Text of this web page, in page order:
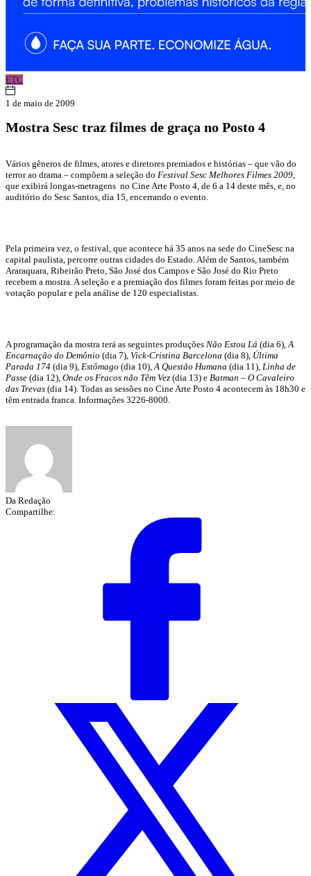
ETC
1 de maio de 2009
Mostra Sesc traz filmes de graça no Posto 4
Vários gêneros de filmes, atores e diretores premiados e histórias – que vão do
terror ao drama – compõem a seleção do Festival Sesc Melhores Filmes 2009
que exibirá longas-metragens no Cine Arte Posto 4, de 6 a 14 deste mês, e, no
auditório do Sesc Santos, dia 15, encerrando o evento.
Pela primeira vez, o festival, que acontece há 35 anos na sede do CineSesc na
capital paulista, percorre outras cidades do Estado. Além de Santos, também
Araraquara, Ribeirão Preto, São José dos Campos e São José do Rio Preto
recebem a mostra. A seleção e a premiação dos filmes foram feitas por meio de
votação popular e pela análise de 120 especialistas.
A programação da mostra terá as seguintes produções Não Estou Lá (dia 6), A
Encarnação do Demônio (dia 7), Vick-Cristina Barcelona (dia 8), Última
Parada 174 (dia 9), Estômago (dia 10), A Questão Humana (dia 11), Linha de
Passe (dia 12), Onde os Fracos não Têm Vez (dia 13) e Batman – O Cavaleiro
das Trevas (dia 14). Todas as sessões no Cine Arte Posto 4 acontecem às 18h30 e
têm entrada franca. Informações 3226-8000.
Da Redação
Compartilhe: